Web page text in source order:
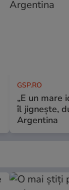
GSP.RO
„E un mare
îl jignește,
Argentina